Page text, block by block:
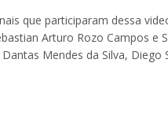
que participaram dessa
Arturo Rozo Campos e
Mendes da Silva, Diego